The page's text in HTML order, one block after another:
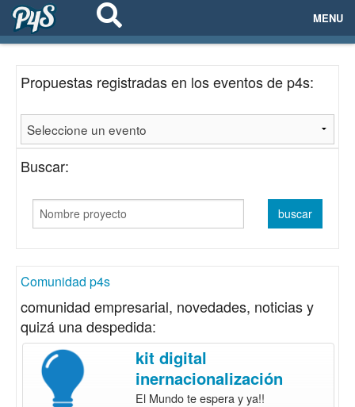
MENU
EVENTOS
EMPRESAS
PROYECTOS
NETWORKING
Propuestas registradas en los eventos de p4s:
Buscar:
Comunidad p4s
comunidad empresarial, novedades, noticias y
quizá una despedida:
kit digital
inernacionalización
El Mundo te espera y ya!!